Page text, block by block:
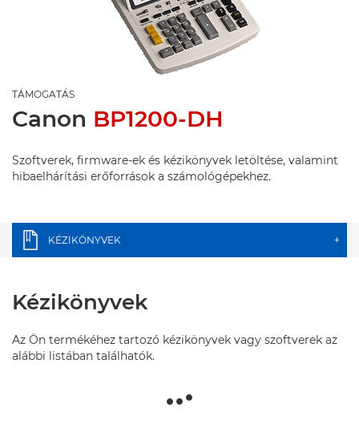
TÁMOGATÁS
Canon BP1200-DH
Szoftverek, firmware-ek és kézikönyvek letöltése, valamint
hibaelhárítási erőforrások a számológépekhez.
KÉZIKÖNYVEK +
Kézikönyvek
Az Ön termékéhez tartozó kézikönyvek vagy szoftverek az
alábbi listában találhatók.